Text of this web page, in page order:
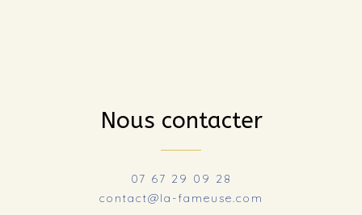
Nous contacter
07 67 29 09 28
contact@la-fameuse.com